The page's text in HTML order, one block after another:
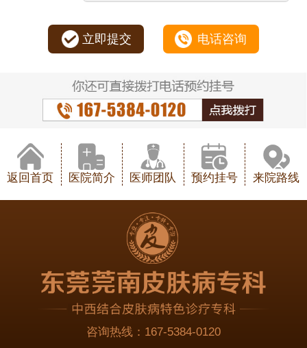
立即提交 电话咨询
返回首页 医院简介 医师团队 预约挂号 来院路线
咨询热线： 167-5384-0120